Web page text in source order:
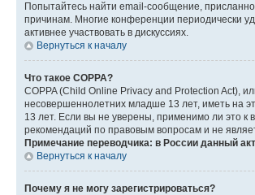
Попытайтесь найти email-сообщение,
причинам. Многие конференции периодически
активнее участвовать в дискуссиях.
Вернуться к началу
Что такое COPPA?
COPPA (Child Online Privacy and Protection Act),
несовершеннолетних младше 13 лет, иметь на
13 лет. Если вы не уверены, применимо ли это к
рекомендаций по правовым вопросам и не
Примечание переводчика: в России данный
Вернуться к началу
Почему я не могу зарегистрироваться?